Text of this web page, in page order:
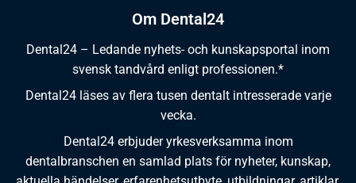
Om Dental24
Dental24 – Ledande nyhets- och kunskapsportal inom
svensk tandvård enligt professionen.*
Dental24 läses av flera tusen dentalt intresserade varje
vecka.
Dental24 erbjuder yrkesverksamma inom
dentalbranschen en samlad plats för nyheter, kunskap,